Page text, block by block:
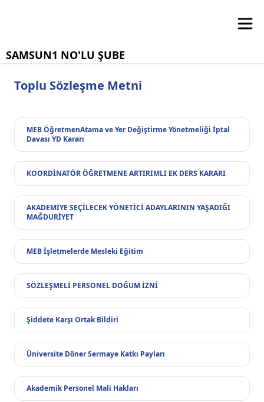
SAMSUN1 NO'LU ŞUBE
Toplu Sözleşme Metni
MEB ÖğretmenAtama ve Yer Değiştirme Yönetmeliği İptal
Davası YD Kararı
KOORDİNATÖR ÖĞRETMENE ARTIRIMLI EK DERS KARARI
AKADEMİYE SEÇİLECEK YÖNETİCİ ADAYLARININ YAŞADIĞI
MAĞDURİYET
MEB İşletmelerde Mesleki Eğitim
SÖZLEŞMELİ PERSONEL DOĞUM İZNİ
Şiddete Karşı Ortak Bildiri
Üniversite Döner Sermaye Katkı Payları
Akademik Personel Mali Hakları